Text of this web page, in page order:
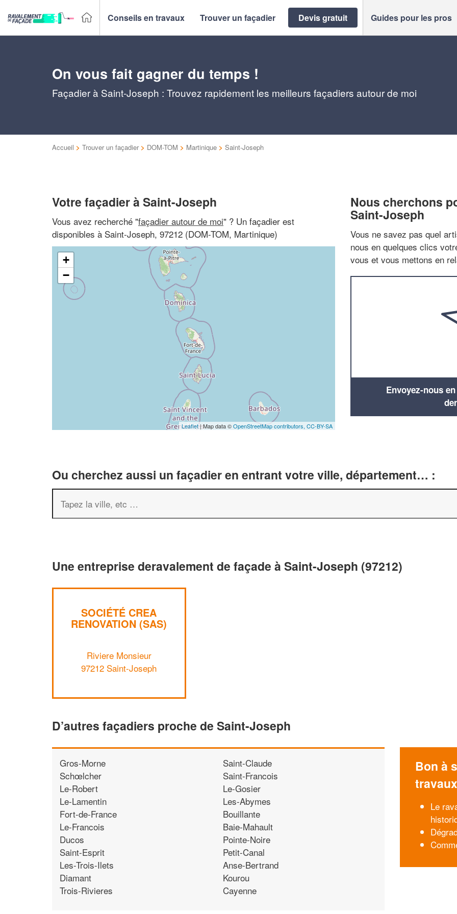
Conseils en travaux Trouver un façadier Devis gratuit Guides pour les pros
On vous fait gagner du temps !
Façadier à Saint-Joseph : Trouvez rapidement les meilleurs façadiers autour de moi
Accueil > Trouver un façadier > DOM-TOM > Martinique > Saint-Joseph
Votre façadier à Saint-Joseph
Vous avez recherché "façadier autour de moi" ? Un façadier est
disponibles à Saint-Joseph, 97212 (DOM-TOM, Martinique)
+
−
Leaflet| Map data ©OpenStreetMap contributors, CC-BY-SA
Nous cherchons
Saint-Joseph
Vous ne savez pas quel
nous en quelques clics
vous et vous mettons en
Envoyez-nous
Ou cherchez aussi un façadier en entrant votre ville, département… :
Une entreprise deravalement de façade à Saint-Joseph (97212)
SOCIÉTÉ CREA
RENOVATION (SAS)
Riviere Monsieur
97212 Saint-Joseph
D’autres façadiers proche de Saint-Joseph
Gros-Morne
Schœlcher
Le-Robert
Le-Lamentin
Fort-de-France
Le-Francois
Ducos
Saint-Esprit
Les-Trois-Ilets
Diamant
Trois-Rivieres
Saint-Claude
Saint-Francois
Le-Gosier
Les-Abymes
Bouillante
Baie-Mahault
Pointe-Noire
Petit-Canal
Anse-Bertrand
Kourou
Cayenne
Bon à
travaux
Le